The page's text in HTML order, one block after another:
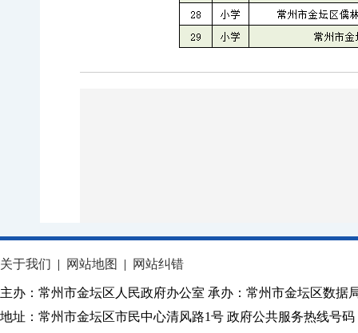
关于我们 | 网站地图 | 网站纠错
主办：常州市金坛区人民政府办公室 承办：常州市金坛区数据
地址：常州市金坛区市民中心清风路1号 政府公共服务热线号码